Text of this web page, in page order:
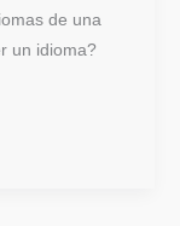
de una
un idioma?